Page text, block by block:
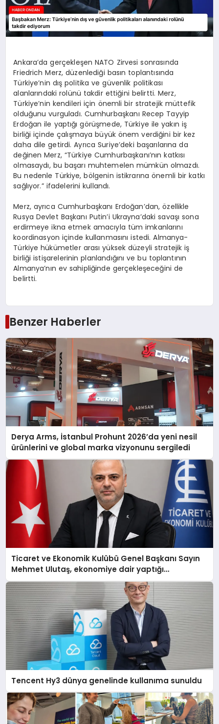
Ankara’da gerçekleşen NATO Zirvesi sonrasında
Friedrich Merz, düzenlediği basın toplantısında
Türkiye’nin dış politika ve güvenlik politikası
alanlarındaki rolünü takdir ettiğini belirtti. Merz,
Türkiye’nin kendileri için önemli bir stratejik müttefik
olduğunu vurguladı. Cumhurbaşkanı Recep Tayyip
Erdoğan ile yaptığı görüşmede, Türkiye ile yakın iş
birliği içinde çalışmaya büyük önem verdiğini bir kez
daha dile getirdi. Ayrıca Suriye’deki başarılarına da
değinen Merz, “Türkiye Cumhurbaşkanı’nın katkısı
olmasaydı, bu başarı muhtemelen mümkün olmazdı.
Bu nedenle Türkiye, bölgenin istikrarına önemli bir katkı
sağlıyor.” ifadelerini kullandı.
Merz, ayrıca Cumhurbaşkanı Erdoğan’dan, özellikle
Rusya Devlet Başkanı Putin’i Ukrayna’daki savaşı sona
erdirmeye ikna etmek amacıyla tüm imkanlarını
koordinasyon içinde kullanmasını istedi. Almanya-
Türkiye hükümetler arası yüksek düzeyli stratejik iş
birliği istişarelerinin planlandığını ve bu toplantının
Almanya’nın ev sahipliğinde gerçekleşeceğini de
belirtti.
Benzer Haberler
Derya Arms, İstanbul Prohunt 2026’da yeni nesil
ürünlerini ve global marka vizyonunu sergiledi
Ticaret ve Ekonomik Kulübü Genel Başkanı Sayın
Mehmet Ulutaş, ekonomiye dair yaptığı
açıklamada şunları kaydetti:
Tencent Hy3 dünya genelinde kullanıma sunuldu